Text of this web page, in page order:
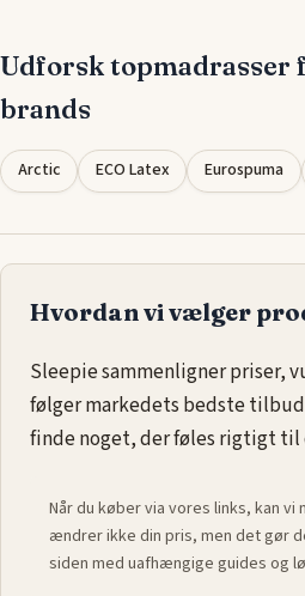
Udforsk topmadrasser
brands
Arctic ECO Latex Eurospuma
Hvordan vi vælger
Sleepie sammenligner priser,
følger markedets bedste
finde noget, der føles rigtigt til
Når du køber via vores links, kan
ændrer ikke din pris, men det gør
siden med uafhængige guides og